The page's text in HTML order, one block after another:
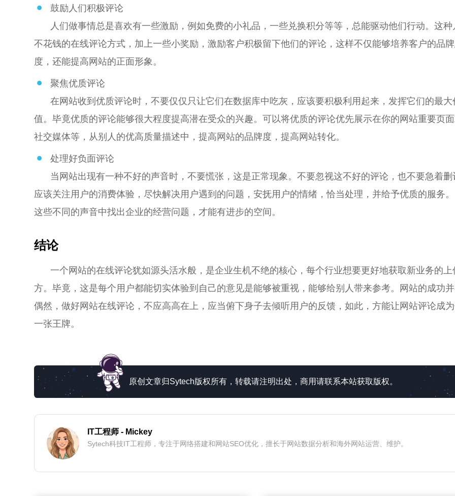
鼓励人们积极评论
人们做事情总是喜欢有一些激励，例如免费的小礼品，一些兑换积分等等，总能驱动他们行动。这种
不花钱的在线评论方式，加上一些小奖励，激励客户积极留下他们的评论，这样不仅能够培养客户的品
度，还能提高网站的正面形象。
聚焦优质评论
在网站收到优质评论时，不要仅仅只让它们在数据库中吃灰，应该要积极利用起来，发挥它们的最大
值。毕竟优质的评论能够很大程度提高潜在受众的兴趣。可以将优质的评论优先展示在你的网站重要页
社交媒体等，从别人的优高质量描述中，提高网站的品牌度，提高网站转化。
处理好负面评论
当网站出现有一种不好的声音时，不要慌张，这是正常现象。不要忽视这不好的评论，也不要急着删
应该关注用户的消费体验，尽快解决用户遇到的问题，安抚用户的情绪，恰当处理，并给予优质的服务
这些不同的声音中找出企业的经营问题，才能有进步的空间。
结论
一个网站的在线评论犹如源头活水般，是企业生机不绝的核心，每个行业想要更好地获取新业务的上
方。毕竟，这是每个用户都能切实体验到自己的意见是能够被重视，能够给别人带来参考。网站的成功
偶然，做好网站在线评论，不应高高在上，应当俯下身子去倾听用户的反馈，如此，方能让网站评论成
一张王牌。
原创文章归Sytech版权所有，转载请注明出处，商用请联系本站获取版权。
IT工程师 - Mickey
Sytech科技IT工程师，专注于网络搭建和网站SEO优化，擅长于网站数据分析和海外网站运营、维护。